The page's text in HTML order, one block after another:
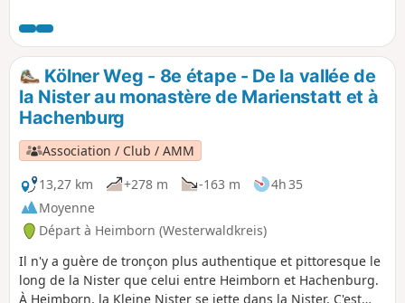
Grande Nister jusqu'au « coin allemand de la Suisse de
Kroppach » (confluence de la Grande et de la Petite Nister)
près de Heimborn, avant de revenir au point de départ à
Astert.Kölner Weg - 8e étape - De la vallée de
la Nister au monastère de Marienstatt et à
Hachenburg
Association / Club / AMM
13,27 km
+278 m -163 m
4h 35
Moyenne
Départ à Heimborn (Westerwaldkreis)
Il n'y a guère de tronçon plus authentique et pittoresque le
long de la Nister que celui entre Heimborn et Hachenburg.
À Heimborn, la Kleine Nister se jette dans la Nister. C'est